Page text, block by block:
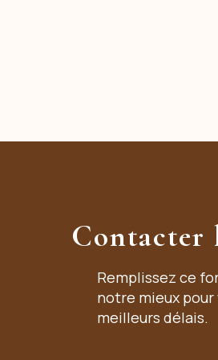
Contacter
Remplissez ce
notre mieux pour
meilleurs délais.